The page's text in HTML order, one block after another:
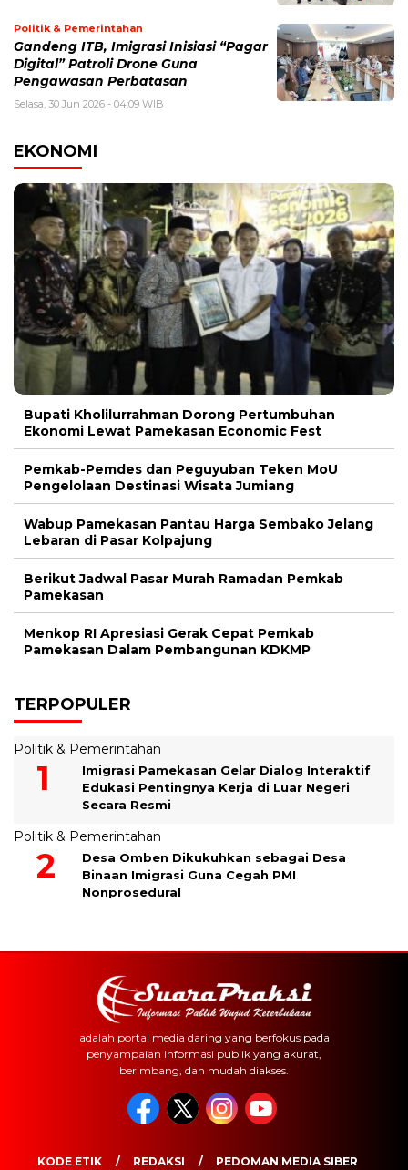
Politik & Pemerintahan
Gandeng ITB, Imigrasi Inisiasi “Pagar
Digital” Patroli Drone Guna
Pengawasan Perbatasan
Selasa, 30 Jun 2026 - 04:09 WIB
EKONOMI
Bupati Kholilurrahman Dorong Pertumbuhan
Ekonomi Lewat Pamekasan Economic Fest
Pemkab-Pemdes dan Peguyuban Teken MoU
Pengelolaan Destinasi Wisata Jumiang
Wabup Pamekasan Pantau Harga Sembako Jelang
Lebaran di Pasar Kolpajung
Berikut Jadwal Pasar Murah Ramadan Pemkab
Pamekasan
Menkop RI Apresiasi Gerak Cepat Pemkab
Pamekasan Dalam Pembangunan KDKMP
TERPOPULER
Politik & Pemerintahan
Imigrasi Pamekasan Gelar Dialog Interaktif
Edukasi Pentingnya Kerja di Luar Negeri
Secara Resmi
Politik & Pemerintahan
Desa Omben Dikukuhkan sebagai Desa
Binaan Imigrasi Guna Cegah PMI
Nonprosedural
adalah portal media daring yang berfokus pada
penyampaian informasi publik yang akurat,
berimbang, dan mudah diakses.
KODE ETIK REDAKSI PEDOMAN MEDIA SIBER